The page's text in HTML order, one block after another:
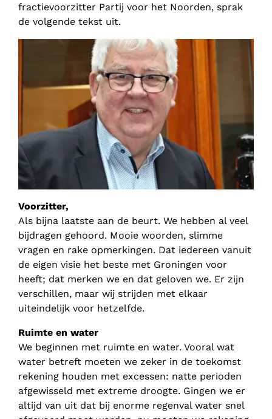
fractievoorzitter Partij voor het Noorden, sprak
de volgende tekst uit.
Voorzitter,
Als bijna laatste aan de beurt. We hebben al veel
bijdragen gehoord. Mooie woorden, slimme
vragen en rake opmerkingen. Dat iedereen vanuit
de eigen visie het beste met Groningen voor
heeft; dat merken we en dat geloven we. Er zijn
verschillen, maar wij strijden met elkaar
uiteindelijk voor hetzelfde.
Ruimte en water
We beginnen met ruimte en water. Vooral wat
water betreft moeten we zeker in de toekomst
rekening houden met excessen: natte perioden
afgewisseld met extreme droogte. Gingen we er
altijd van uit dat bij enorme regenval water snel